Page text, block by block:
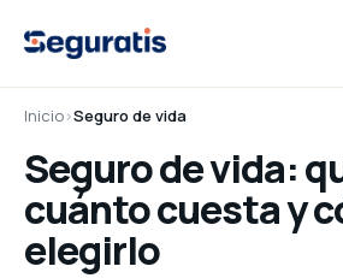
Inicio›Seguro de vida
Seguro de vida:
cuánto cuesta y
elegirlo